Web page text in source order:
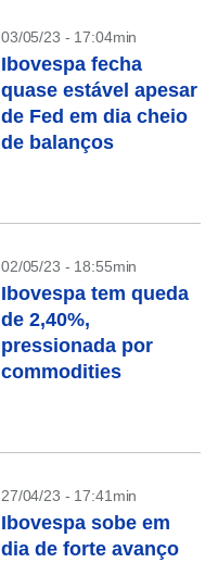
03/05/23 - 17:04min
Ibovespa fecha
quase estável apesar
de Fed em dia cheio
de balanços
02/05/23 - 18:55min
Ibovespa tem queda
de 2,40%,
pressionada por
commodities
27/04/23 - 17:41min
Ibovespa sobe em
dia de forte avanço